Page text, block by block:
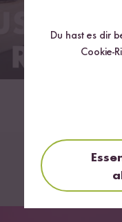
Du hast es dir
Cookie-